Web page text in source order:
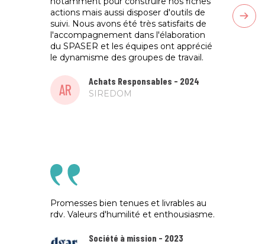
actions mais aussi disposer d'outils de
suivi. Nous avons été très satisfaits de
l'accompagnement dans l'élaboration
du SPASER et les équipes ont apprécié
le dynamisme des groupes de travail.
AR
Achats Responsables - 2024
SIREDOM
que
Promesses bien tenues et livrables au
rdv. Valeurs d'humilité et enthousiasme.
Société à mission - 2023